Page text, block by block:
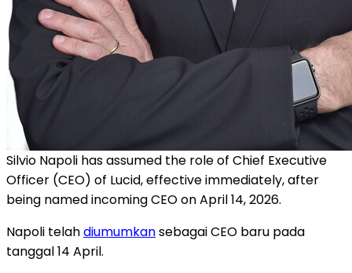
Silvio Napoli has assumed the role of Chief Executive
Officer (CEO) of Lucid, effective immediately, after
being named incoming CEO on April 14, 2026.
Napoli telahdiumumkansebagai CEO baru pada
tanggal 14 April.